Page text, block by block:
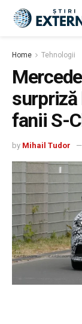
Home Tehnologii
fanii S-
by Mihail Tudor